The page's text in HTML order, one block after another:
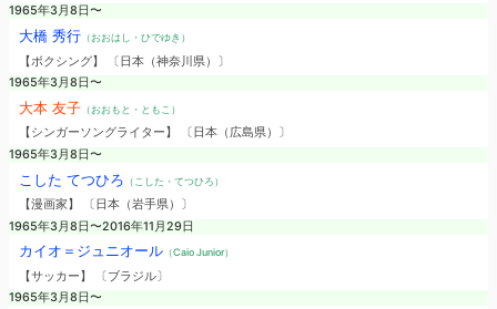
1965年3月8日〜
大橋 秀行（おおはし・ひでゆき）
【ボクシング】 〔日本（神奈川県）〕
1965年3月8日〜
大本 友子（おおもと・ともこ）
【シンガーソングライター】 〔日本（広島県）〕
1965年3月8日〜
こした てつひろ （こした・てつひろ）
【漫画家】 〔日本（岩手県）〕
1965年3月8日〜2016年11月29日
カイオ＝ジュニオール（Caio Junior）
【サッカー】 〔ブラジル〕
1965年3月8日〜